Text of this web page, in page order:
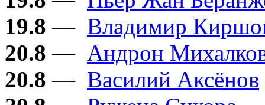
19.8 — Владимир
20.8 — Андрон
20.8 — Василий Аксёнов